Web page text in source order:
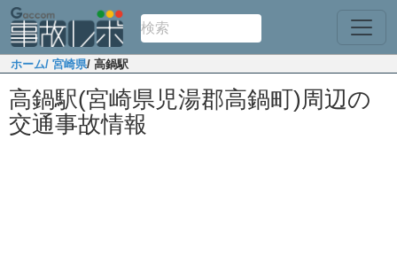
ホーム/ 宮崎県/ 高鍋駅
高鍋駅(宮崎県児湯郡高鍋町)周辺の
交通事故情報